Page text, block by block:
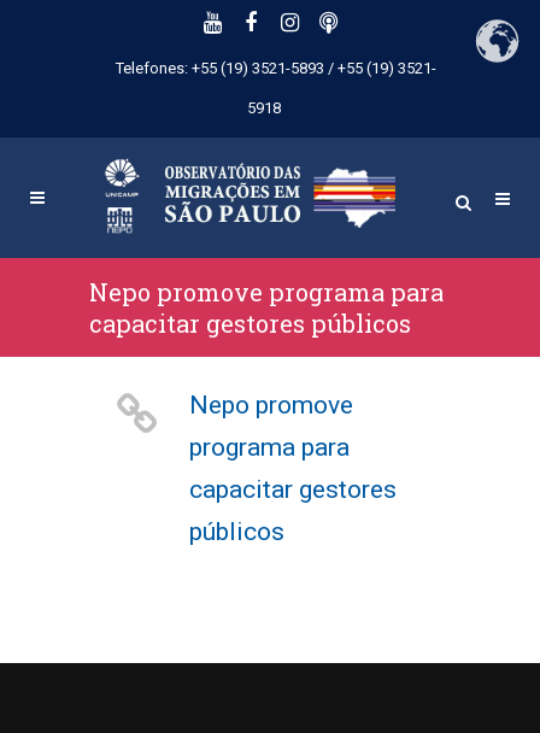
Telefones: +55 (19) 3521-5893 / +55 (19) 3521-
5918
Nepo promove programa para
capacitar gestores públicos
Nepo promove
programa para
capacitar gestores
públicos